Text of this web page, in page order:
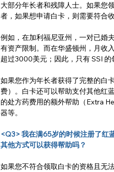
大部分年长者和残障人士。如果您
者，如果想申请白卡，则需要符合
例如，在加利福尼亚州，一对已婚
有资产限制。而在华盛顿州，月收
超过3000美元；因此，只有 SSI 的
如果您作为年长者获得了完整的白
费）。白卡还可以帮助支付其他红
的处方药费用的额外帮助（Extra
器等。
<Q3> 我在满65岁的时候注册了红
其他方式可以获得帮助吗？
如果您不符合领取白卡的资格且无